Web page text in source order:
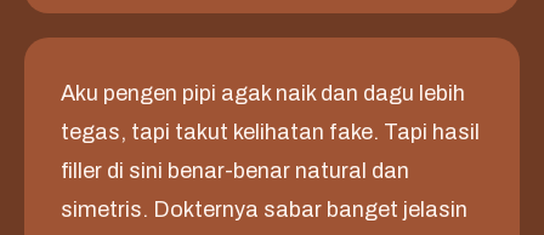
Aku pengen pipi agak naik dan dagu lebih
tegas, tapi takut kelihatan fake. Tapi hasil
filler di sini benar-benar natural dan
simetris. Dokternya sabar banget jelasin